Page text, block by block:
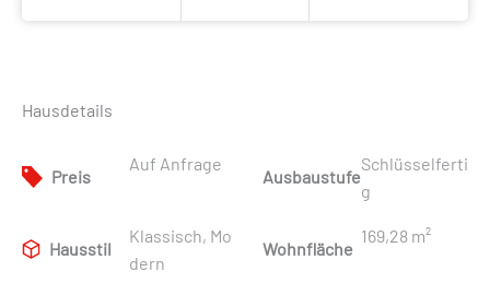
Hausdetails
Preis
Auf Anfrage
Ausbaustufe
Schlüsselferti
g
Hausstil
Klassisch, Mo
dern
Wohnfläche
169,28 m²